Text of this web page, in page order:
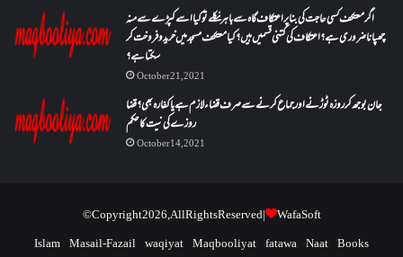
اگر معتکف کسی حاجت کی بنا پر اعتکاف گاہ سے باہر نکلے تو کیا اسے کپڑے سے منہ
چھپانا ضروری ہے؟اعتکاف کی کتنی قسمیں ہیں؟کیا معتکف مسجد میں خرید و فروخت کر
سکتا ہے؟
October 21, 2021
جان بوجھ کر روزہ ٹوڑنے اور جماع کرنے سے صرف قضاء لازم ہے یا کفارہ بھی؟ قضا
روزے کی نیت کا حکم
October 14, 2021
© Copyright 2026, All Rights Reserved |
WafaSoft
Islam Masail-Fazail waqiyat Maqbooliyat fatawa Naat Books